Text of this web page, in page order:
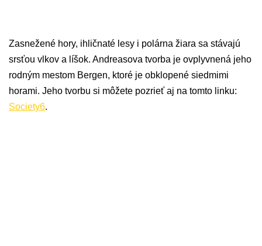
Zasnežené hory, ihličnaté lesy i polárna žiara sa stávajú
srsťou vlkov a líšok. Andreasova tvorba je ovplyvnená jeho
rodným mestom Bergen, ktoré je obklopené siedmimi
horami. Jeho tvorbu si môžete pozrieť aj na tomto linku:
Society6.